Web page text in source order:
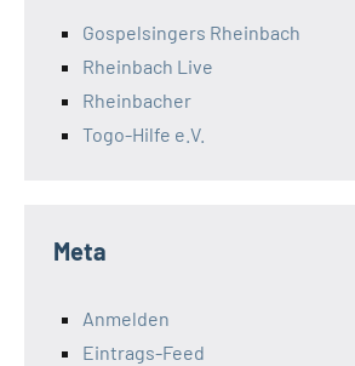
Gospelsingers Rheinbach
Rheinbach Live
Rheinbacher
Togo-Hilfe e.V.
Meta
Anmelden
Eintrags-Feed